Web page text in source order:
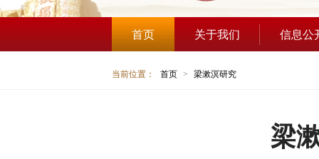
首页 关于我们 信息公
当前位置： 首页 > 梁漱溟研究
梁